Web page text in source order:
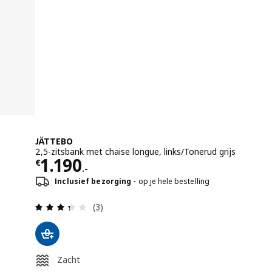
JÄTTEBO
2,5-zitsbank met chaise longue, links/Tonerud grijs
€1.190.-
Prijs € 1190.-
Inclusief bezorging op je hele bestelling
Beoordeling: 3.3 van 5 sterren. Totaal
(3)
Zacht